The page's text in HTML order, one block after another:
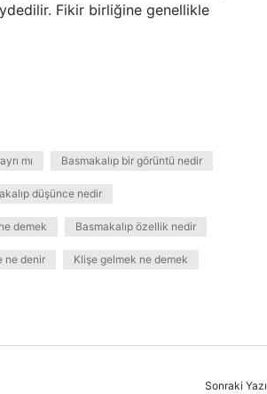
Fikir birliğine genellikle
mı Basmakalıp bir görüntü nedir
düşünce nedir
demek Basmakalıp özellik nedir
ne denir Klişe gelmek ne demek
Sonraki Yazı